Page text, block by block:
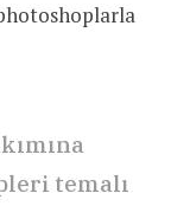
temalı